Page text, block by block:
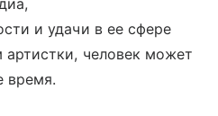
и удачи в ее сфере
человек может
время.